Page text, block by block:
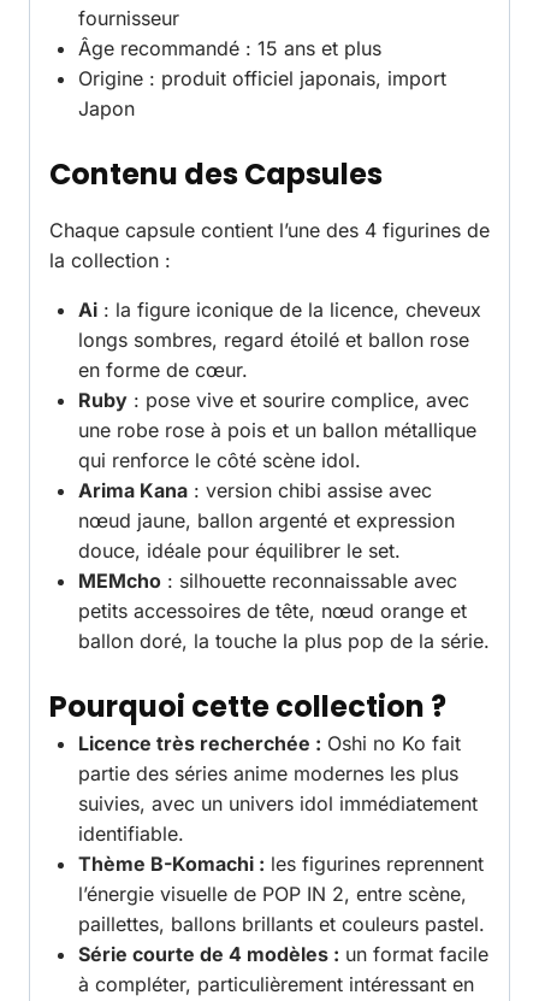
fournisseur
Âge recommandé : 15 ans et plus
Origine : produit officiel japonais, import
Japon
Contenu des Capsules
Chaque capsule contient l’une des 4 figurines de
la collection :
Ai : la figure iconique de la licence, cheveux
longs sombres, regard étoilé et ballon rose
en forme de cœur.
Ruby : pose vive et sourire complice, avec
une robe rose à pois et un ballon métallique
qui renforce le côté scène idol.
Arima Kana : version chibi assise avec
nœud jaune, ballon argenté et expression
douce, idéale pour équilibrer le set.
MEMcho : silhouette reconnaissable avec
petits accessoires de tête, nœud orange et
ballon doré, la touche la plus pop de la série.
Pourquoi cette collection ?
Licence très recherchée : Oshi no Ko fait
partie des séries anime modernes les plus
suivies, avec un univers idol immédiatement
identifiable.
Thème B-Komachi : les figurines reprennent
l’énergie visuelle de POP IN 2, entre scène,
paillettes, ballons brillants et couleurs pastel.
Série courte de 4 modèles : un format facile
à compléter, particulièrement intéressant en